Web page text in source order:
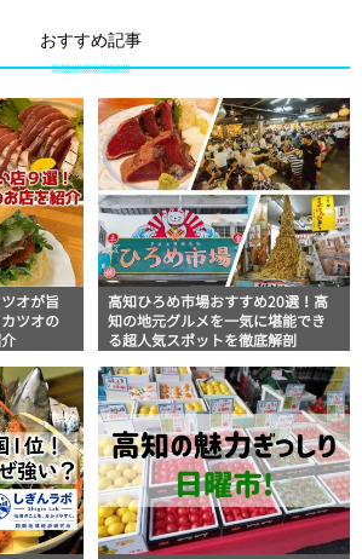
おすすめ記事
オが旨
ツオの
高知ひろめ市場おすすめ20選！高
知の地元グルメを一気に堪能でき
る超人気スポットを徹底解剖